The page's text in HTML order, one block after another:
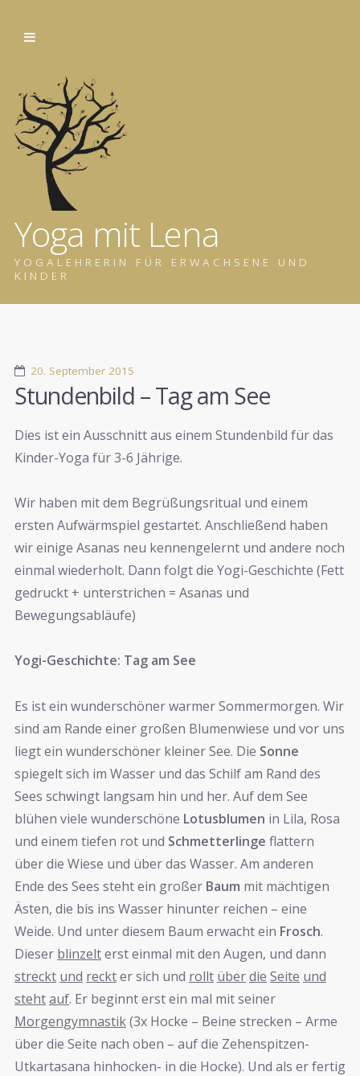
Yoga mit Lena
YOGALEHRERIN FÜR ERWACHSENE UND
KINDER
20. September 2015
Stundenbild – Tag am See
Dies ist ein Ausschnitt aus einem Stundenbild für das
Kinder-Yoga für 3-6 Jährige.
Wir haben mit dem Begrüßungsritual und einem
ersten Aufwärmspiel gestartet. Anschließend haben
wir einige Asanas neu kennengelernt und andere noch
einmal wiederholt. Dann folgt die Yogi-Geschichte (Fett
gedruckt + unterstrichen = Asanas und
Bewegungsabläufe)
Yogi-Geschichte: Tag am See
Es ist ein wunderschöner warmer Sommermorgen. Wir
sind am Rande einer großen Blumenwiese und vor uns
liegt ein wunderschöner kleiner See. Die Sonne
spiegelt sich im Wasser und das Schilf am Rand des
Sees schwingt langsam hin und her. Auf dem See
blühen viele wunderschöne Lotusblumen in Lila, Rosa
und einem tiefen rot und Schmetterlinge flattern
über die Wiese und über das Wasser. Am anderen
Ende des Sees steht ein großer Baum mit mächtigen
Ästen, die bis ins Wasser hinunter reichen – eine
Weide. Und unter diesem Baum erwacht ein Frosch.
Dieser blinzelterst einmal mit den Augen, und dann
streckt und reckter sich und rollt überdie Seite und
stehtauf. Er beginnt erst ein mal mit seiner
Morgengymnastik(3x Hocke – Beine strecken – Arme
über die Seite nach oben – auf die Zehenspitzen-
Utkartasana hinhocken- in die Hocke). Und als er fertig